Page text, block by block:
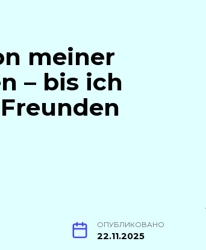
meiner
– bis ich
ОПУБЛИКОВАНО
22.11.2025